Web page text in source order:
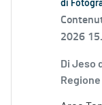
di
2026
Di Jeso